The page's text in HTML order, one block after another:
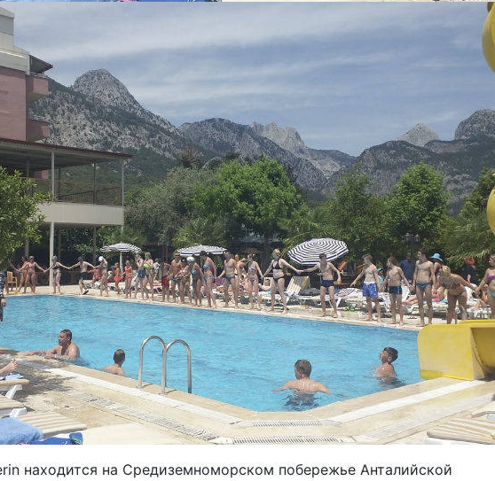
находится на Средиземноморском побережье Анталийской